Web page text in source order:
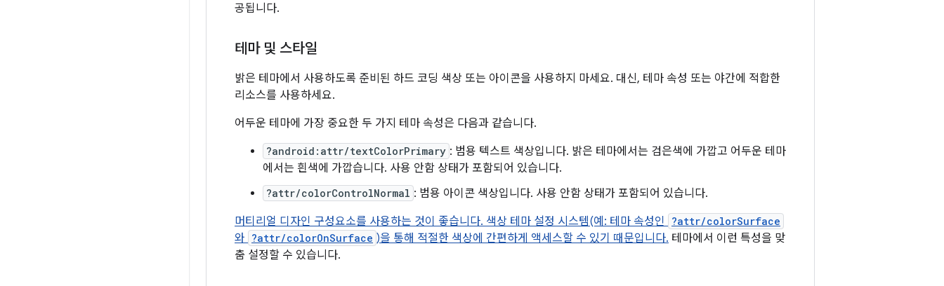
공됩니다.
테마 및 스타일
밝은 테마에서 사용하도록 준비된 하드 코딩 색상 또는 아이콘을 사용하지 마세요. 대신, 테마 속성 또는 야간에 적합한
리소스를 사용하세요.
어두운 테마에 가장 중요한 두 가지 테마 속성은 다음과 같습니다.
?android:attr/textColorPrimary : 범용 텍스트 색상입니다. 밝은 테마에서는 검은색에 가깝고 어두운 테마
에서는 흰색에 가깝습니다. 사용 안함 상태가 포함되어 있습니다.
?attr/colorControlNormal : 범용 아이콘 색상입니다. 사용 안함 상태가 포함되어 있습니다.
머티리얼 디자인 구성요소를 사용하는 것이 좋습니다. 색상 테마 설정 시스템(예: 테마 속성인
?attr/colorSurface
와 ?attr/colorOnSurface )을 통해 적절한 색상에 간편하게 액세스할 수 있기 때문입니다. 테마에서 이런 특성을 맞
춤 설정할 수 있습니다.